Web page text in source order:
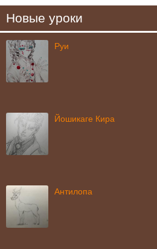
Новые уроки
Руи
Йошикаге Кира
Антилопа